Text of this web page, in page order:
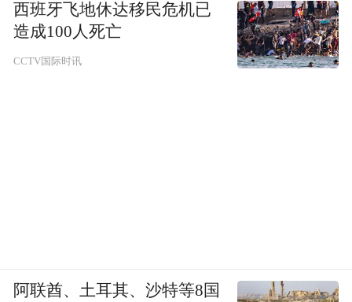
西班牙飞地休达移民危机已
造成100人死亡
CCTV国际时讯
阿联酋、土耳其、沙特等8国